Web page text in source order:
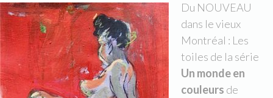
Du NOUVEAU
dans le vieux
Montréal : Les
toiles de la série
Un monde en
couleurs de